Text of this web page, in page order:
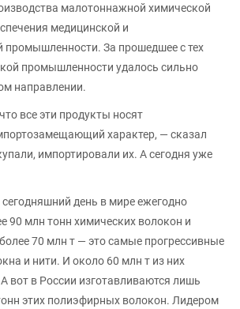
малотоннажной химической
медицинской и
промышленности. За прошедшее с тех
промышленности удалось сильно
направлении.
все эти продукты носят
характер, — сказал
импортировали их. А сегодня уже
день в мире ежегодно
90 млн тонн химических волокон и
70 млн т — это самые прогрессивные
и нити. И около 60 млн т из них
вот в России изготавливаются лишь
этих полиэфирных волокон. Лидером